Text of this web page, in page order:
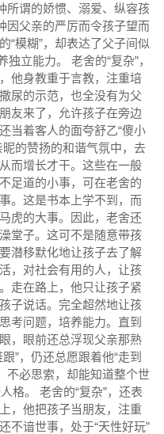
所谓的娇惯、溺爱、纵容孩
因父亲的严厉而令孩子望而
“模糊”，却表达了父子间似
立能力。 老舍的“复杂”，
他身教重于言教，注重培
尿的示范，也全没有为父
友来了，允许孩子在旁边
当着客人的面夸舒乙“傻小
的赞扬的和谐气氛中，去
而增长才干。这些在一般
足道的小事，可在老舍的
。这是书本上学不到，而
虎的大事。因此，老舍还
堂子。这可不是随意带孩
潜移默化地让孩子去了解
，对社会有用的人，让孩
走在路上，他只让孩子紧
子说话。完全超然地让孩
考问题，培养能力。直到
，眼前还总浮现父亲那熟
”，仍还总愿跟着他“走到
不必思索，却能知道整个世
格。 老舍的“复杂”，还表
，他把孩子当朋友，注重
不谙世事，处于“天性好玩”